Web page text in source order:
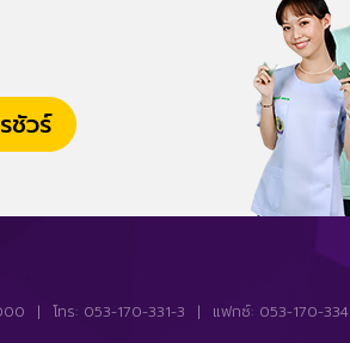
ชัวร์
| โทร: 053-170-331-3 | แฟกซ์: 053-170-334